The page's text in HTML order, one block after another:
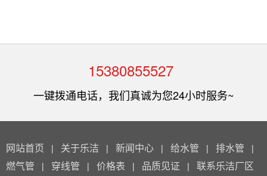
15380855527
一键拨通电话，我们真诚为您24小时服务~
网站首页 | 关于乐洁 | 新闻中心 | 给水管 | 排水管 |
燃气管 | 穿线管 | 价格表 | 品质见证 | 联系乐洁厂区